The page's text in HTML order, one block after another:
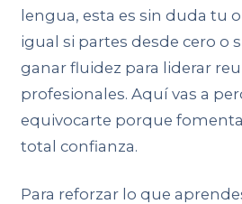
lengua, esta es sin duda tu
igual si partes desde cero o
ganar fluidez para liderar
profesionales. Aquí vas a
equivocarte porque
total confianza.
Para reforzar lo que